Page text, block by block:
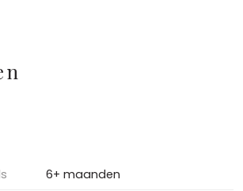
6+ maanden